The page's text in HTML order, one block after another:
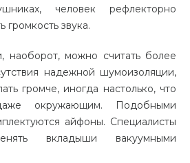
человек рефлекторно
громкость звука.
наоборот, можно считать более
надежной шумоизоляции,
громче, иногда настолько, что
окружающим. Подобными
айфоны. Специалисты
вкладыши вакуумными